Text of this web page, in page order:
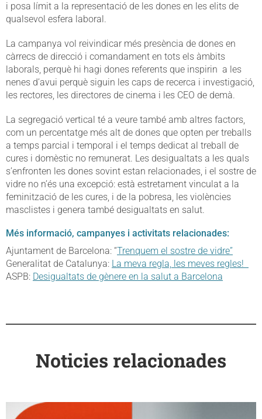
i posa límit a la representació de les dones en les elits de
qualsevol esfera laboral.
La campanya vol reivindicar més presència de dones en
càrrecs de direcció i comandament en tots els àmbits
laborals, perquè hi hagi dones referents que inspirin a les
nenes d’avui perquè siguin les caps de recerca i investigació,
les rectores, les directores de cinema i les CEO de demà.
La segregació vertical té a veure també amb altres factors,
com un percentatge més alt de dones que opten per treballs
a temps parcial i temporal i el temps dedicat al treball de
cures i domèstic no remunerat. Les desigualtats a les quals
s’enfronten les dones sovint estan relacionades, i el sostre de
vidre no n’és una excepció: està estretament vinculat a la
feminització de les cures, i de la pobresa, les violències
masclistes i genera també desigualtats en salut.
Més informació, campanyes i activitats relacionades:
Ajuntament de Barcelona: “Trenquem el sostre de vidre”
Generalitat de Catalunya: La meva regla, les meves regles!
ASPB: Desigualtats de gènere en la salut a Barcelona
Noticies relacionades